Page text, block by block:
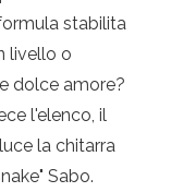
stabilita
livello o
dolce amore?
l'elenco, il
la chitarra
Sabo.